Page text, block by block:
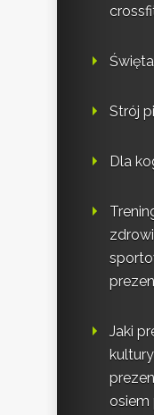
Strój
Dla
Jaki
osiem